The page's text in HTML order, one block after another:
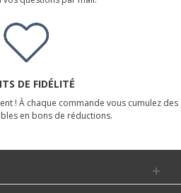
DE FIDÉLITÉ
! À chaque commande vous cumulez des
en bons de réductions.